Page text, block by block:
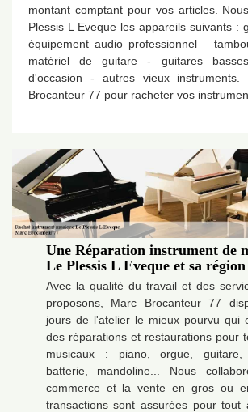
montant comptant pour vos articles.
Plessis L Eveque les appareils suivants :
équipement audio professionnel –
matériel de guitare - guitares
d'occasion - autres vieux instruments.
Brocanteur 77 pour racheter vos
Une Réparation instrument de
Le Plessis L Eveque et sa région
Avec la qualité du travail et des
proposons, Marc Brocanteur 77
jours de l'atelier le mieux pourvu qui
des réparations et restaurations pour
musicaux : piano, orgue, guitare,
batterie, mandoline... Nous
commerce et la vente en gros ou
transactions sont assurées pour tout